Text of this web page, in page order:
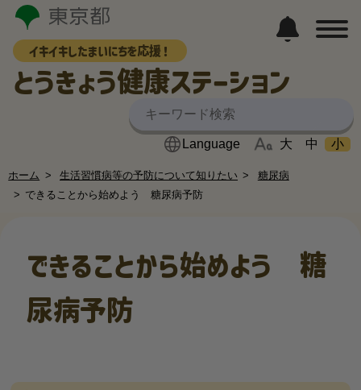
イキイキしたまいにちを応援！
とうきょう健康ステーション
大 中 小
ホーム 生活習慣病等の予防について知りたい
糖尿病
できることから始めよう 糖尿病予防
できることから始めよう 糖
尿病予防